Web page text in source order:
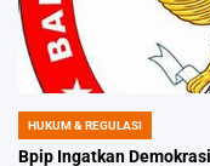
POSTED
IN
HUKUM & REGULASI
Bpip Ingatkan